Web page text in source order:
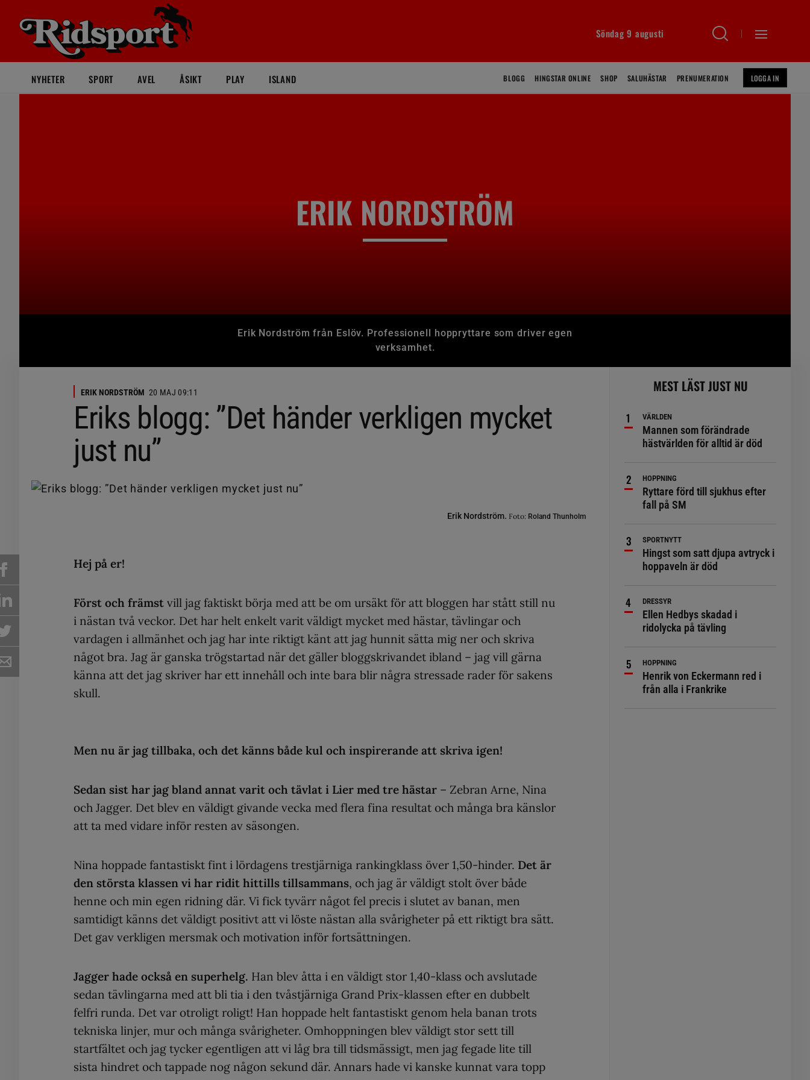
Söndag 9 augusti
NYHETER SPORT AVEL ÅSIKT PLAY ISLAND BLOGG HINGSTAR ONLINE SHOP SALUHÄSTAR PRENUMERATION LOGGA IN
ERIK NORDSTRÖM
Erik Nordström från Eslöv. Professionell hoppryttare som driver egen
verksamhet.
ERIK NORDSTRÖM 20 MAJ 09:11
Eriks blogg: ”Det händer verkligen mycket
just nu”
Erik Nordström. Foto: Roland Thunholm
Hej på er!
Först och främst vill jag faktiskt börja med att be om ursäkt för att bloggen har stått still nu
i nästan två veckor. Det har helt enkelt varit väldigt mycket med hästar, tävlingar och
vardagen i allmänhet och jag har inte riktigt känt att jag hunnit sätta mig ner och skriva
något bra. Jag är ganska trögstartad när det gäller bloggskrivandet ibland – jag vill gärna
känna att det jag skriver har ett innehåll och inte bara blir några stressade rader för sakens
skull.
Men nu är jag tillbaka, och det känns både kul och inspirerande att skriva igen!
Sedan sist har jag bland annat varit och tävlat i Lier med tre hästar – Zebran Arne, Nina
och Jagger. Det blev en väldigt givande vecka med flera fina resultat och många bra känslor
att ta med vidare inför resten av säsongen.
Nina hoppade fantastiskt fint i lördagens trestjärniga rankingklass över 1,50-hinder. Det är
den största klassen vi har ridit hittills tillsammans, och jag är väldigt stolt över både
henne och min egen ridning där. Vi fick tyvärr något fel precis i slutet av banan, men
samtidigt känns det väldigt positivt att vi löste nästan alla svårigheter på ett riktigt bra sätt.
Det gav verkligen mersmak och motivation inför fortsättningen.
Jagger hade också en superhelg. Han blev åtta i en väldigt stor 1,40-klass och avslutade
sedan tävlingarna med att bli tia i den tvåstjärniga Grand Prix-klassen efter en dubbelt
felfri runda. Det var otroligt roligt! Han hoppade helt fantastiskt genom hela banan trots
tekniska linjer, mur och många svårigheter. Omhoppningen blev väldigt stor sett till
startfältet och jag tycker egentligen att vi låg bra till tidsmässigt, men jag fegade lite till
sista hindret och tappade nog någon sekund där. Annars hade vi kanske kunnat vara topp
MEST LÄST JUST NU
VÄRLDEN
Mannen som förändrade
hästvärlden för alltid är död
HOPPNING
Ryttare förd till sjukhus efter
fall på SM
SPORTNYTT
Hingst som satt djupa avtryck i
hoppaveln är död
DRESSYR
Ellen Hedbys skadad i
ridolycka på tävling
HOPPNING
Henrik von Eckermann red i
från alla i Frankrike